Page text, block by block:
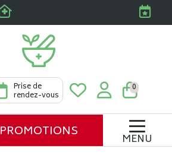
Pharmacies Clabots &
Prise de
rendez-vous
0
PROMOTIONS MENU